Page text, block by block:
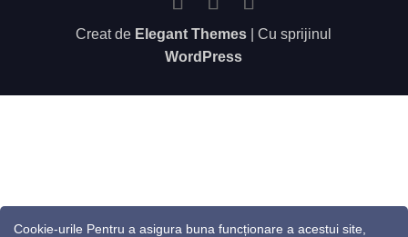
Creat de Elegant Themes | Cu sprijinul
WordPress
Cookie-urile Pentru a asigura buna funcționare a acestui site,